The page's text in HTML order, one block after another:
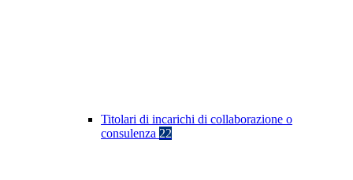
Titolari di incarichi di collaborazione o
consulenza 22